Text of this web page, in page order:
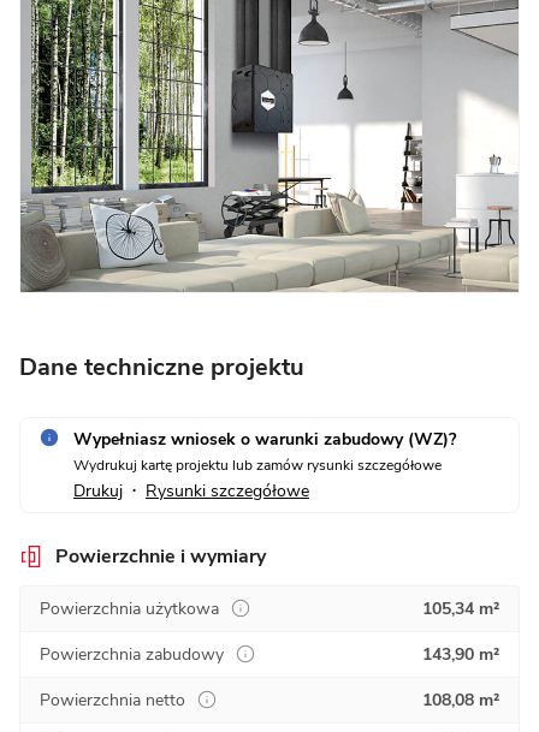
Dane techniczne projektu
Wypełniasz wniosek o warunki zabudowy (WZ)?
Wydrukuj kartę projektu lub zamów rysunki szczegółowe
Drukuj • Rysunki szczegółowe
Powierzchnie i wymiary
Powierzchnia użytkowa
105,34 m²
Powierzchnia zabudowy
143,90 m²
Powierzchnia netto
108,08 m²